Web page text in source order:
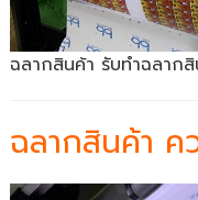
ฉลากสินค้า รับทำฉลาก
ฉลากสินค้า ค